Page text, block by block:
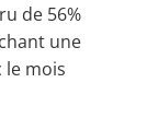
de 56%
une
le mois